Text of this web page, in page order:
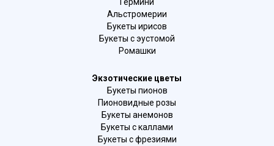
Гермини
Альстромерии
Букеты ирисов
Букеты с эустомой
Ромашки
Экзотические цветы
Букеты пионов
Пионовидные розы
Букеты анемонов
Букеты с каллами
Букеты с фрезиями